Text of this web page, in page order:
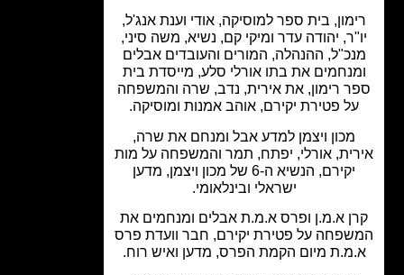
בית ספר למוסיקה, אודי וענת אנג'ל,
יהודה עדר ומיקי קם, נשיא, משה סיני,
ההנהלה, המורים והעובדים אבלים
את בתו אורלי סלע, מייסדת בית
רימון, את אירית, נדב, שרה והמשפחה
פטירת יקירם, אוהב אמנות ומוסיקה.
מכון ויצמן למדע אבל ומנחם את שרה,
אורלי, יפתח, תמר והמשפחה על מות
יקירם, הנשיא ה-6 של מכון ויצמן, מדען
ישראלי ובינלאומי.
א.מ.ן ופרס א.מ.ת אבלים ומנחמים את
על פטירת יקירם, חבר וועדת פרס
מיום הקמת הפרס, מדען ואיש רוח.